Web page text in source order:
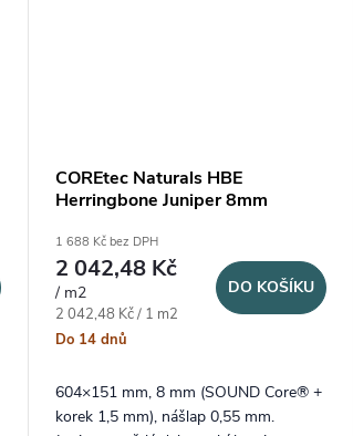
COREtec Naturals HBE
Herringbone Juniper 8mm
1 688 Kč bez DPH
2 042,48 Kč
/ m2
Měrná cena:
2 042,48 Kč / 1 m2
Do 14 dnů
DO KOŠÍKU
604×151 mm, 8 mm (SOUND Core® +
korek 1,5 mm), nášlap 0,55 mm.